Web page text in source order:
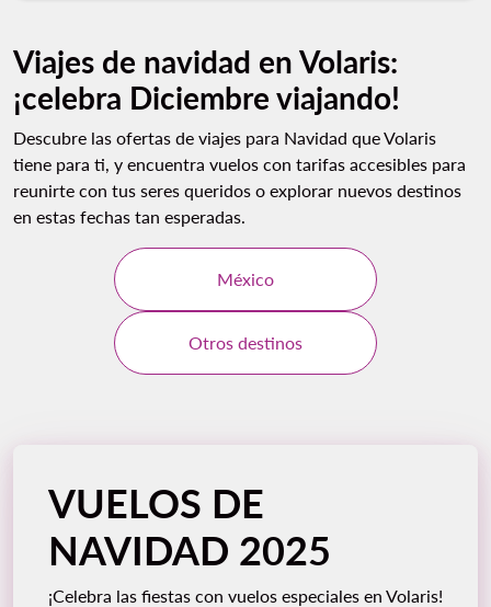
Viajes de navidad en Volaris:
¡celebra Diciembre viajando!
Descubre las ofertas de viajes para Navidad que Volaris
tiene para ti, y encuentra vuelos con tarifas accesibles para
reunirte con tus seres queridos o explorar nuevos destinos
en estas fechas tan esperadas.
México
Otros destinos
VUELOS DE
NAVIDAD 2025
¡Celebra las fiestas con vuelos especiales en Volaris!